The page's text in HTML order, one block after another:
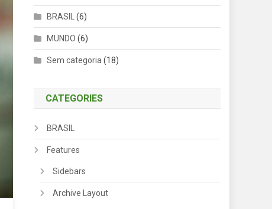
BRASIL (6)
MUNDO (6)
Sem categoria (18)
CATEGORIES
BRASIL
Features
Sidebars
Archive Layout